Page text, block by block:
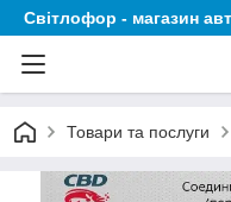
Світлофор - магазин
Товари та послуги